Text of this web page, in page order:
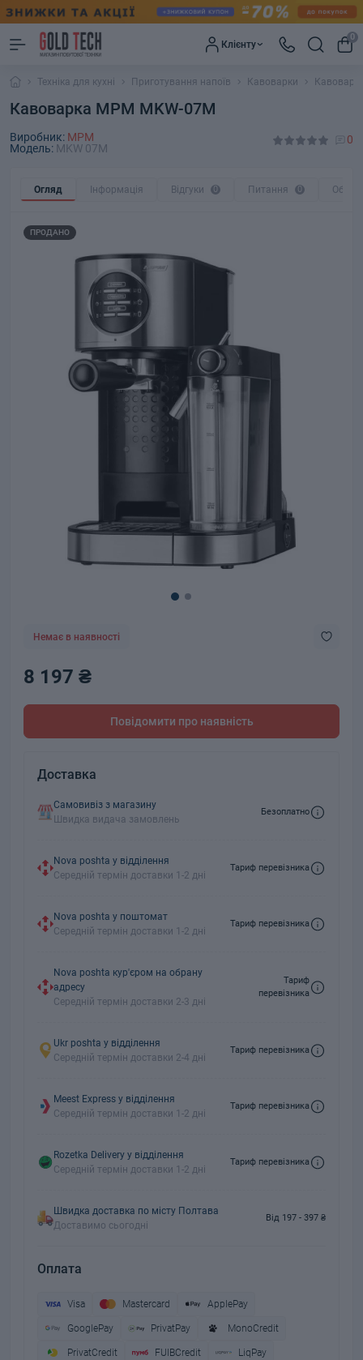
Клієнту
0
Техніка для кухні Приготування напоїв Кавоварки
Кавоварка MPM MKW-07М
Виробник: MPM
Модель: MKW 07М
0
Огляд Інформація Відгуки 0 Питання 0 Обмін
ПРОДАНО
Немає в наявності
8 197 ₴
Повідомити про наявність
Доставка
Самовивіз з магазину
Швидка видача замовлень
Безоплатно
Nova poshta у відділення
Середній термін доставки 1-2 дні
Тариф перевізника
Nova poshta у поштомат
Середній термін доставки 1-2 дні
Тариф перевізника
Nova poshta кур'єром на обрану
адресу
Середній термін доставки 2-3 дні
Тариф
перевізника
Ukr poshta у відділення
Середній термін доставки 2-4 дні
Тариф перевізника
Meest Express у відділення
Середній термін доставки 1-2 дні
Тариф перевізника
Rozetka Delivery у відділення
Середній термін доставки 1-2 дні
Тариф перевізника
Швидка доставка по місту Полтава
Доставимо сьогодні
Від 197 - 397 ₴
Оплата
Visa Mastercard ApplePay
GooglePay PrivatPay MonoCredit
PrivatCredit FUIBCredit LiqPay